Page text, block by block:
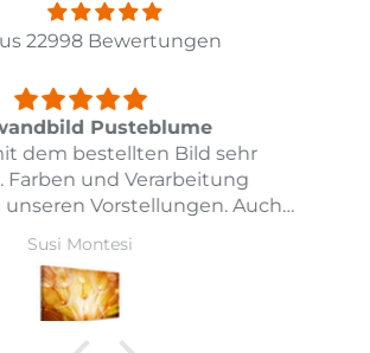
22998 Bewertungen
Leinwandbild Mexico
Preis-Leistungsverhältnis.
schöne Qualität. Sehr zu
empfehlen.
Beatrice Balmer